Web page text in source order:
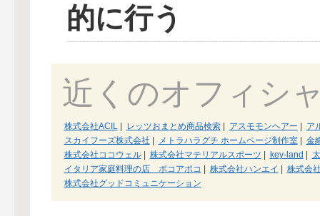
的に行う
近くのオフィシ
株式会社ACIL| レッツおまとめ商品検索| アスモモンヘアー | ア
スカイフーズ株式会社 | メトラハラグチ ホームページ制作室| 金
株式会社ココウェル| 株式会社マテリアルスポーツ | key-land |
イタリア家庭料理の店 ポコアポコ | 株式会社ハンエイ | 株式会
株式会社グッドコミュニケーション